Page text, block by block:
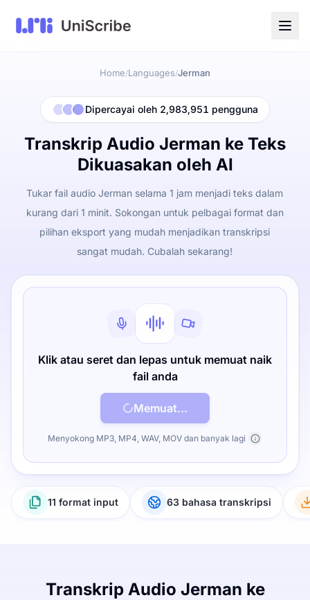
Home/Languages/Jerman
Dipercayai oleh 2,983,951 pengguna
Transkrip Audio Jerman ke Teks
Dikuasakan oleh AI
Tukar fail audio Jerman selama 1 jam menjadi teks dalam
kurang dari 1 minit. Sokongan untuk pelbagai format dan
pilihan eksport yang mudah menjadikan transkripsi
sangat mudah. Cubalah sekarang!
Klik atau seret dan lepas untuk memuat naik
fail anda
Memuat...
Menyokong MP3, MP4, WAV, MOV dan banyak lagi
11 format input 63 bahasa transkripsi
Transkrip Audio Jerman ke